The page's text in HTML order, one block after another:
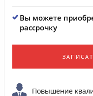
Вы можете
рассрочку
Повышение